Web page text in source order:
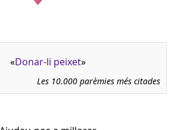
«Donar-li peixet»
Les 10.000 parèmies més citades